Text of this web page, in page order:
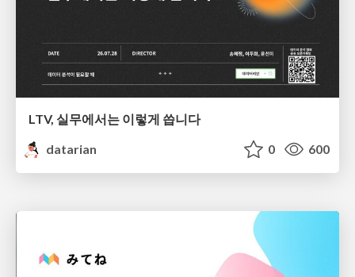
LTV, 실무에서는 이렇게 씁니다
datarian
0 600